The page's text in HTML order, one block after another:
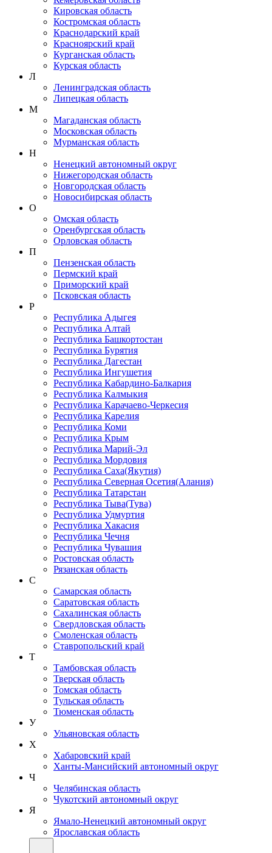
Кировская область
Костромская область
Краснодарский край
Красноярский край
Курганская область
Курская область
Л
Ленинградская область
Липецкая область
М
Магаданская область
Московская область
Мурманская область
Н
Ненецкий автономный округ
Нижегородская область
Новгородская область
Новосибирская область
О
Омская область
Оренбургская область
Орловская область
П
Пензенская область
Пермский край
Приморский край
Псковская область
Р
Республика Адыгея
Республика Алтай
Республика Башкортостан
Республика Бурятия
Республика Дагестан
Республика Ингушетия
Республика Кабардино-Балкария
Республика Калмыкия
Республика Карачаево-Черкеcия
Республика Карелия
Республика Коми
Республика Крым
Республика Марий-Эл
Республика Мордовия
Республика Саха(Якутия)
Республика Северная Осетия(Алания)
Республика Татарстан
Республика Тыва(Тува)
Республика Удмуртия
Республика Хакасия
Республика Чечня
Республика Чувашия
Ростовская область
Рязанская область
С
Самарская область
Саратовская область
Сахалинская область
Свердловская область
Смоленская область
Ставропольский край
Т
Тамбовская область
Тверская область
Томская область
Тульская область
Тюменская область
У
Ульяновская область
Х
Хабаровский край
Ханты-Мансийский автономный округ
Ч
Челябинская область
Чукотский автономный округ
Я
Ямало-Ненецкий автономный округ
Ярославская область